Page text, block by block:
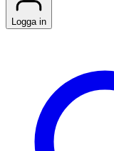
Logga in